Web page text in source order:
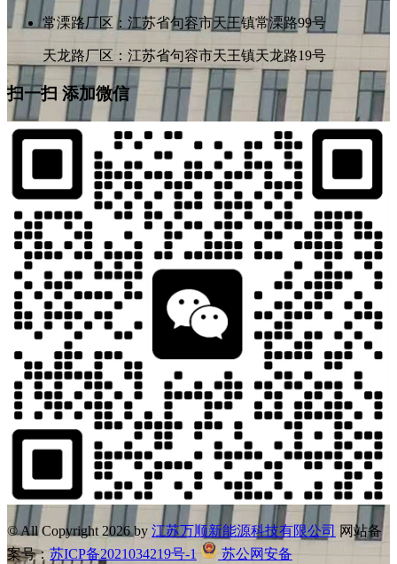
常溧路厂区：江苏省句容市天王镇常溧路99号
天龙路厂区：江苏省句容市天王镇天龙路19号
扫一扫 添加微信
© All Copyright 2026 by 江苏万顺新能源科技有限公司 网站备
案号： 苏ICP备2021034219号-1
苏公网安备